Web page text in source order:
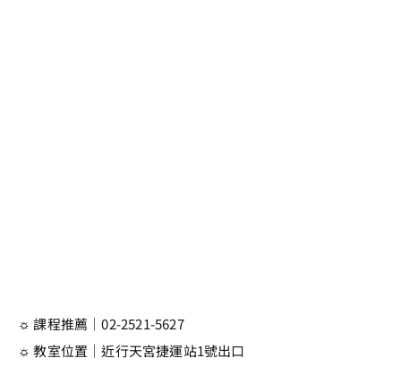
☼ 課程推薦｜02-2521-5627
☼ 教室位置｜近行天宮捷運站1號出口